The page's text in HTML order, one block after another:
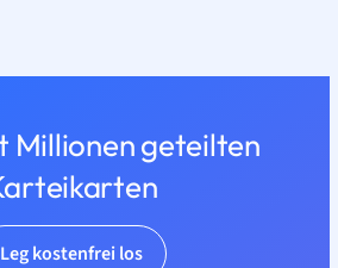
Millionen geteilten
Leg kostenfrei los